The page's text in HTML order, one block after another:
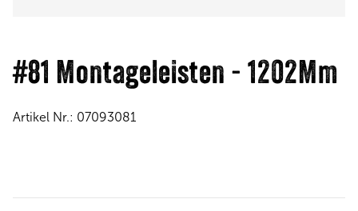
#81 Montageleisten - 1202Mm
Artikel Nr.: 07093081